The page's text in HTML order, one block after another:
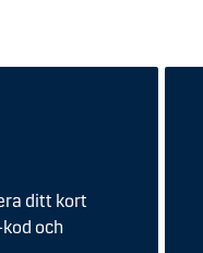
ditt kort
och